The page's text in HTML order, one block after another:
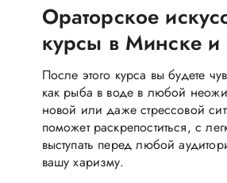
Ораторское
курсы в Минске
После этого курса вы будете
как рыба в воде в любой
новой или даже стрессовой
поможет раскрепоститься, с
выступать перед любой
вашу харизму.